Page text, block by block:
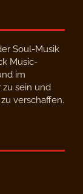
Soul-Musik
Music-
im
zu sein und
verschaffen.